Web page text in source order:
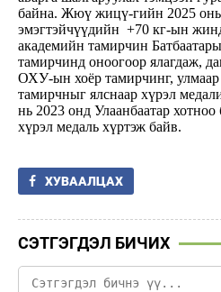
байна. Жюү жицү-гийн 2025
эмэгтэйчүүдийн +70 кг-ын
академийн тамирчин
тамирчинд оноогоор ялагдаж,
ОХУ-ын хоёр тамирчинг,
тамирчныг ялснаар хүрэл
нь 2023 онд Улаанбаатар
хүрэл медаль хүртэж байв.
ХУВААЛЦАХ
СЭТГЭГДЭЛ БИЧИХ